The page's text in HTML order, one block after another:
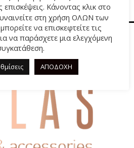
Κάνοντας κλικ στο
στη χρήση ΟΛΩΝ των
να επισκεφτείτε τις
να παράσχετε μια ελεγχόμενη
ΑΠΟΔΟΧΗ